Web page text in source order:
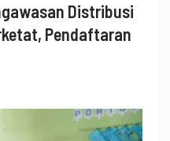
Distribusi
Pendaftaran